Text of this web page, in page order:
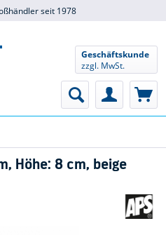
seit 1978
Geschäftskunde
zzgl. MwSt.
Höhe: 8 cm, beige